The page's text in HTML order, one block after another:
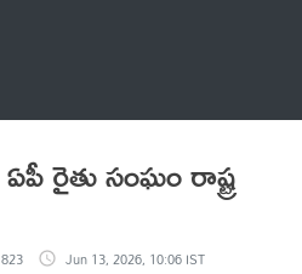
రైతు సంఘం రాష్ట్ర
Jun 13, 2026, 10:06 IST